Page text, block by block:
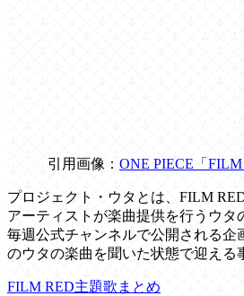
引用画像： ONE PIECE「
プロジェクト・ウタとは、FILM
アーティストが楽曲提供を行うウタ
毎週公式チャンネルで公開される企
のウタの楽曲を聞いた状態で迎える
FILM RED主題歌まとめ